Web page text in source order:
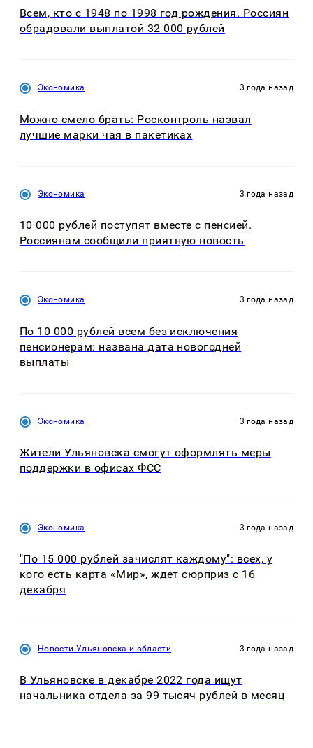
Всем, кто с 1948 по 1998 год рождения. Россиян
обрадовали выплатой 32 000 рублей
Экономика 3 года назад
Можно смело брать: Росконтроль назвал
лучшие марки чая в пакетиках
Экономика 3 года назад
10 000 рублей поступят вместе с пенсией.
Россиянам сообщили приятную новость
Экономика 3 года назад
По 10 000 рублей всем без исключения
пенсионерам: названа дата новогодней
выплаты
Экономика 3 года назад
Жители Ульяновска смогут оформлять меры
поддержки в офисах ФСС
Экономика 3 года назад
"По 15 000 рублей зачислят каждому": всех, у
кого есть карта «Мир», ждет сюрприз с 16
декабря
Новости Ульяновска и области 3 года назад
В Ульяновске в декабре 2022 года ищут
начальника отдела за 99 тысяч рублей в месяц